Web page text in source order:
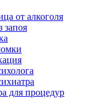
от алкоголя
запоя
для процедур